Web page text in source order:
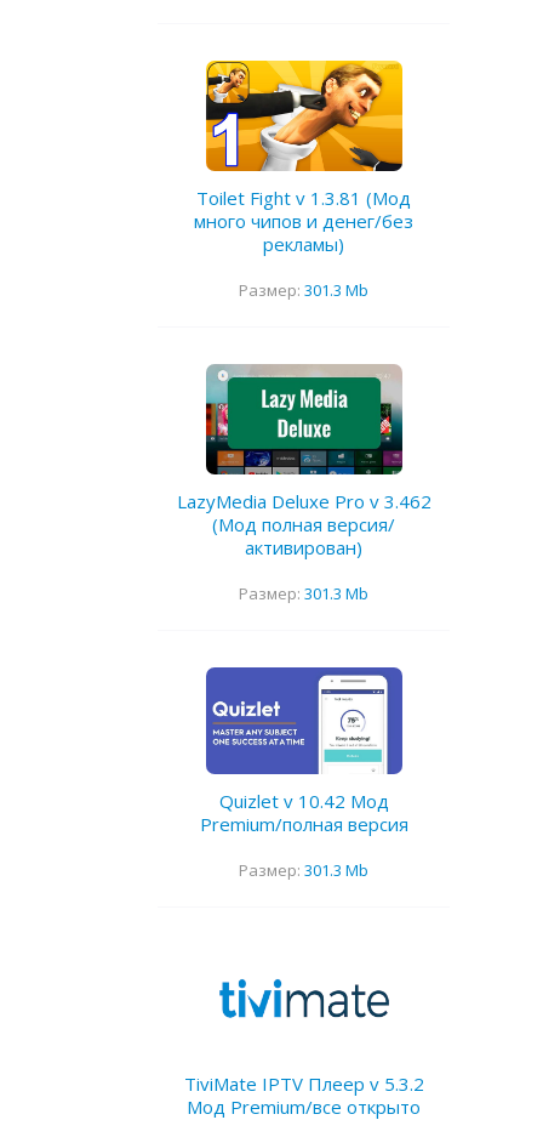
Toilet Fight v 1.3.81 (Мод
много чипов и денег/без
рекламы)
Размер: 301.3 Mb
LazyMedia Deluxe Pro v 3.462
(Мод полная версия/
активирован)
Размер: 301.3 Mb
Quizlet v 10.42 Мод
Premium/полная версия
Размер: 301.3 Mb
TiviMate IPTV Плеер v 5.3.2
Мод Premium/все открыто